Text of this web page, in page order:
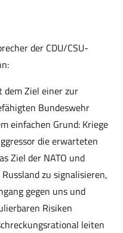
der CDU/CSU-
dem Ziel einer zur
Bundeswehr
einfachen Grund: Kriege
die erwarteten
Ziel der NATO und
zu signalisieren,
gegen uns und
Risiken
leiten